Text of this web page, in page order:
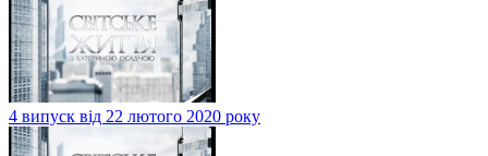
4 випуск від 22 лютого 2020 року